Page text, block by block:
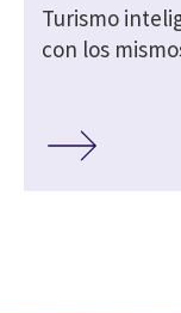
Turismo
con los